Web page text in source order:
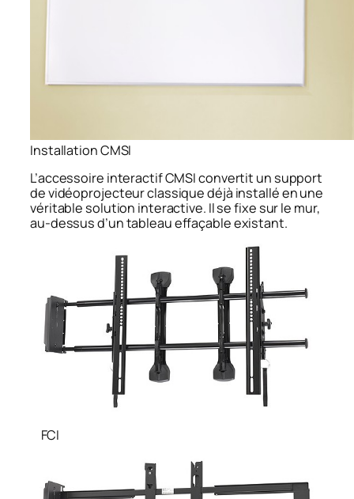
Installation CMSI
L’accessoire interactif CMSI convertit un support
de vidéoprojecteur classique déjà installé en une
véritable solution interactive. Il se fixe sur le mur,
au-dessus d’un tableau effaçable existant.
FCI